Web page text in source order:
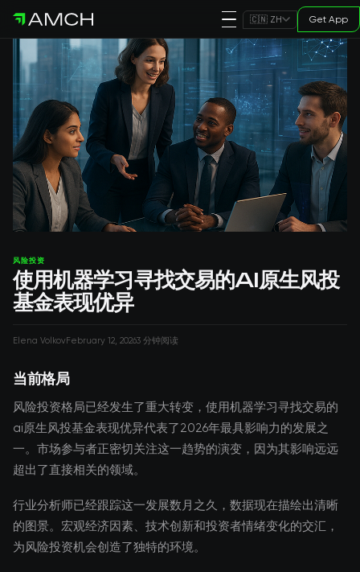
🇨🇳 ZH Get App
风险投资
使用机器学习寻找交易的AI原生风投
基金表现优异
Elena VolkovFebruary 12, 20263 分钟阅读
当前格局
风险投资格局已经发生了重大转变，使用机器学习寻找交易的
ai原生风投基金表现优异代表了2026年最具影响力的发展之
一。市场参与者正密切关注这一趋势的演变，因为其影响远远
超出了直接相关的领域。
行业分析师已经跟踪这一发展数月之久，数据现在描绘出清晰
的图景。宏观经济因素、技术创新和投资者情绪变化的交汇，
为风险投资机会创造了独特的环境。